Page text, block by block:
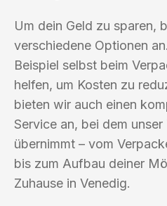
Um dein Geld zu sparen,
verschiedene Optionen
Beispiel selbst beim
helfen, um Kosten zu
bieten wir auch einen
Service an, bei dem
übernimmt – vom
bis zum Aufbau deiner
Zuhause in Venedig.